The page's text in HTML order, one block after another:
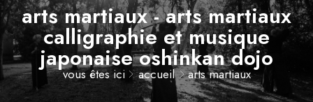
arts martiaux - arts martiaux
calligraphie et musique
japonaise oshinkan dojo
vous êtes ici accueil arts martiaux